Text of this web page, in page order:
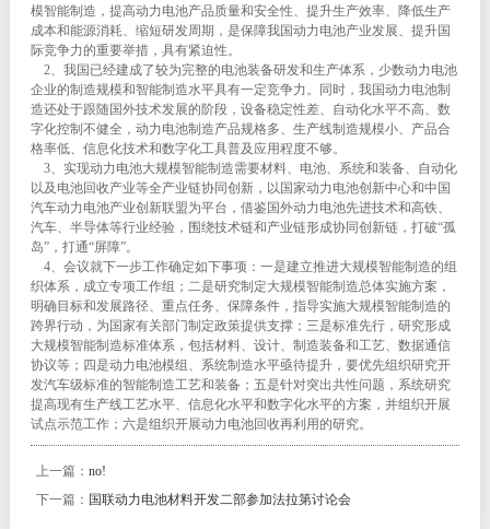
模智能制造，提高动力电池产品质量和安全性、提升生产效率、降低生产
成本和能源消耗、缩短研发周期，是保障我国动力电池产业发展、提升国
际竞争力的重要举措，具有紧迫性。
2、我国已经建成了较为完整的电池装备研发和生产体系，少数动力电池
企业的制造规模和智能制造水平具有一定竞争力。同时，我国动力电池制
造还处于跟随国外技术发展的阶段，设备稳定性差、自动化水平不高、数
字化控制不健全，动力电池制造产品规格多、生产线制造规模小、产品合
格率低、信息化技术和数字化工具普及应用程度不够。
3、实现动力电池大规模智能制造需要材料、电池、系统和装备、自动化
以及电池回收产业等全产业链协同创新，以国家动力电池创新中心和中国
汽车动力电池产业创新联盟为平台，借鉴国外动力电池先进技术和高铁、
汽车、半导体等行业经验，围绕技术链和产业链形成协同创新链，打破“孤
岛”，打通“屏障”。
4、会议就下一步工作确定如下事项：一是建立推进大规模智能制造的组
织体系，成立专项工作组；二是研究制定大规模智能制造总体实施方案，
明确目标和发展路径、重点任务、保障条件，指导实施大规模智能制造的
跨界行动，为国家有关部门制定政策提供支撑；三是标准先行，研究形成
大规模智能制造标准体系，包括材料、设计、制造装备和工艺、数据通信
协议等；四是动力电池模组、系统制造水平亟待提升，要优先组织研究开
发汽车级标准的智能制造工艺和装备；五是针对突出共性问题，系统研究
提高现有生产线工艺水平、信息化水平和数字化水平的方案，并组织开展
试点示范工作；六是组织开展动力电池回收再利用的研究。
上一篇： no!
下一篇： 国联动力电池材料开发二部参加法拉第讨论会